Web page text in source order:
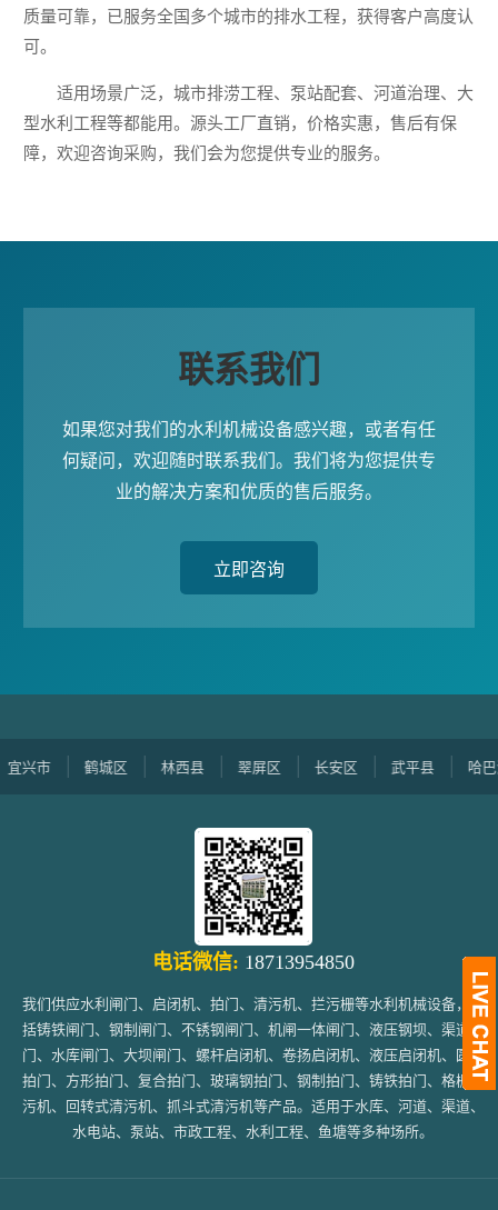
质量可靠，已服务全国多个城市的排水工程，获得客户高度认
可。
适用场景广泛，城市排涝工程、泵站配套、河道治理、大
型水利工程等都能用。源头工厂直销，价格实惠，售后有保
障，欢迎咨询采购，我们会为您提供专业的服务。
联系我们
如果您对我们的水利机械设备感兴趣，或者有任
何疑问，欢迎随时联系我们。我们将为您提供专
业的解决方案和优质的售后服务。
立即咨询
鹤城区 林西县 翠屏区 长安区 武平县 哈巴河县
电话微信: 18713954850
我们供应水利闸门、启闭机、拍门、清污机、拦污栅等水利机械设备，包
括铸铁闸门、钢制闸门、不锈钢闸门、机闸一体闸门、液压钢坝、渠道闸
门、水库闸门、大坝闸门、螺杆启闭机、卷扬启闭机、液压启闭机、圆形
拍门、方形拍门、复合拍门、玻璃钢拍门、钢制拍门、铸铁拍门、格栅清
污机、回转式清污机、抓斗式清污机等产品。适用于水库、河道、渠道、
水电站、泵站、市政工程、水利工程、鱼塘等多种场所。